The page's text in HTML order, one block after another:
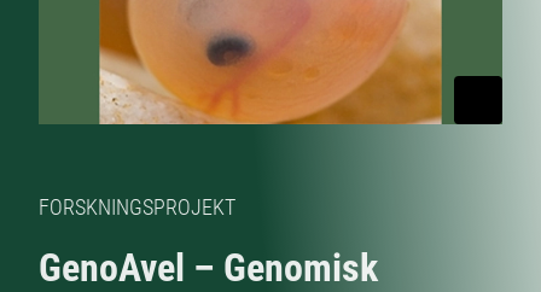
FORSKNINGSPROJEKT
GenoAvel – Genomisk